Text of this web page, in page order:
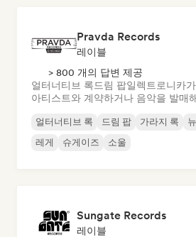
Pravda Records
레이블
> 800 개의 답변 제공
얼터너티브 록드림 팝일렉트로니카
아티스트와 계약하거나 음악을 발매
얼터너티브 록 드림 팝 가라지 록
레게
슈게이즈 소울
Sungate Records
레이블